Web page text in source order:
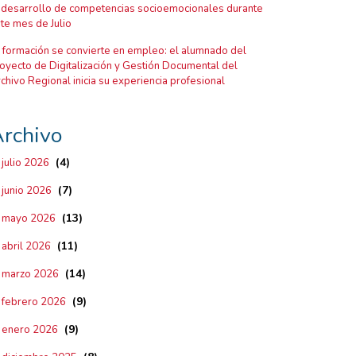
de competencias socioemocionales durante
mes de Julio
formación se convierte en empleo: el alumnado del
de Digitalización y Gestión Documental del
Regional inicia su experiencia profesional
julio 2026 (4)
junio 2026 (7)
mayo 2026 (13)
abril 2026 (11)
marzo 2026 (14)
febrero 2026 (9)
enero 2026 (9)